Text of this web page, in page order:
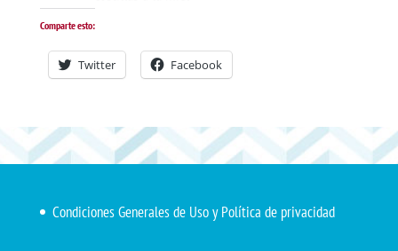
Comparte esto:
Twitter Facebook
Condiciones Generales de Uso y Política de privacidad